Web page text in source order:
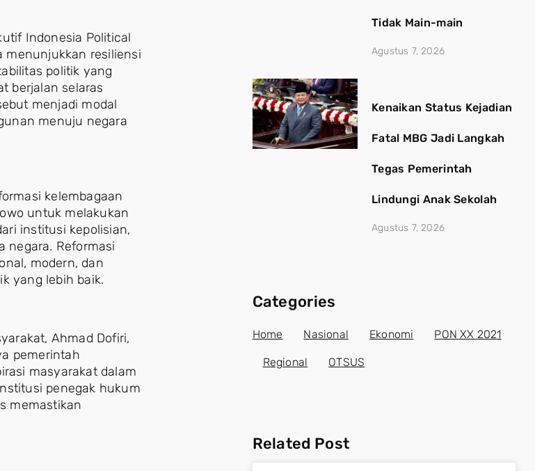
Indonesia Political
menunjukkan resiliensi
politik yang
berjalan selaras
menjadi modal
menuju negara
kelembagaan
untuk melakukan
institusi kepolisian,
negara. Reformasi
modern, dan
yang lebih baik.
Ahmad Dofiri,
pemerintah
masyarakat dalam
penegak hukum
memastikan
Tidak Main-main
Agustus 7, 2026
Kenaikan Status Kejadian
Fatal MBG Jadi Langkah
Tegas Pemerintah
Lindungi Anak Sekolah
Agustus 7, 2026
Categories
Home Nasional Ekonomi PON XX 2021
Regional OTSUS
Related Post